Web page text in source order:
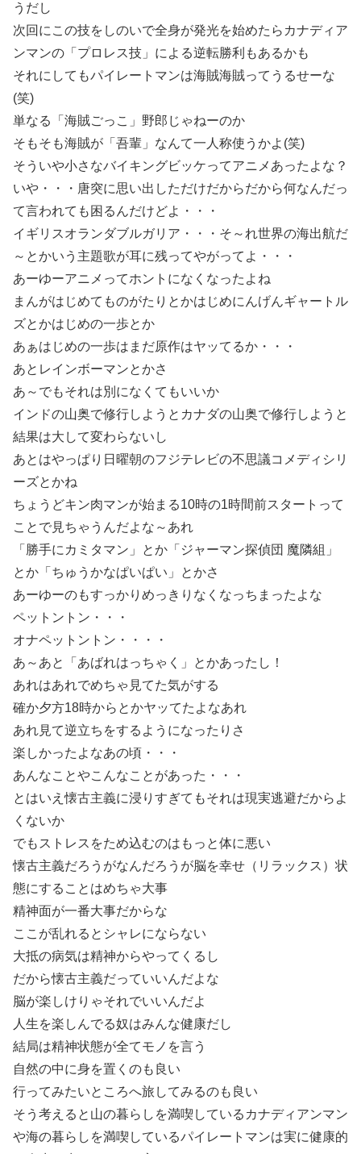
うだし
次回にこの技をしのいで全身が発光を始めたらカナディア
ンマンの「プロレス技」による逆転勝利もあるかも
それにしてもパイレートマンは海賊海賊ってうるせーな
(笑)
単なる「海賊ごっこ」野郎じゃねーのか
そもそも海賊が「吾輩」なんて一人称使うかよ(笑)
そういや小さなバイキングビッケってアニメあったよな？
いや・・・唐突に思い出しただけだからだから何なんだっ
て言われても困るんだけどよ・・・
イギリスオランダブルガリア・・・そ～れ世界の海出航だ
～とかいう主題歌が耳に残ってやがってよ・・・
あーゆーアニメってホントになくなったよね
まんがはじめてものがたりとかはじめにんげんギャートル
ズとかはじめの一歩とか
あぁはじめの一歩はまだ原作はヤッてるか・・・
あとレインボーマンとかさ
あ～でもそれは別になくてもいいか
インドの山奥で修行しようとカナダの山奥で修行しようと
結果は大して変わらないし
あとはやっぱり日曜朝のフジテレビの不思議コメディシリ
ーズとかね
ちょうどキン肉マンが始まる10時の1時間前スタートって
ことで見ちゃうんだよな～あれ
「勝手にカミタマン」とか「ジャーマン探偵団 魔隣組」
とか「ちゅうかなぱいぱい」とかさ
あーゆーのもすっかりめっきりなくなっちまったよな
ペットントン・・・
オナペットントン・・・・
あ～あと「あばれはっちゃく」とかあったし！
あれはあれでめちゃ見てた気がする
確か夕方18時からとかヤッてたよなあれ
あれ見て逆立ちをするようになったりさ
楽しかったよなあの頃・・・
あんなことやこんなことがあった・・・
とはいえ懐古主義に浸りすぎてもそれは現実逃避だからよ
くないか
でもストレスをため込むのはもっと体に悪い
懐古主義だろうがなんだろうが脳を幸せ（リラックス）状
態にすることはめちゃ大事
精神面が一番大事だからな
ここが乱れるとシャレにならない
大抵の病気は精神からやってくるし
だから懐古主義だっていいんだよな
脳が楽しけりゃそれでいいんだよ
人生を楽しんでる奴はみんな健康だし
結局は精神状態が全てモノを言う
自然の中に身を置くのも良い
行ってみたいところへ旅してみるのも良い
そう考えると山の暮らしを満喫しているカナディアンマン
や海の暮らしを満喫しているパイレートマンは実に健康的